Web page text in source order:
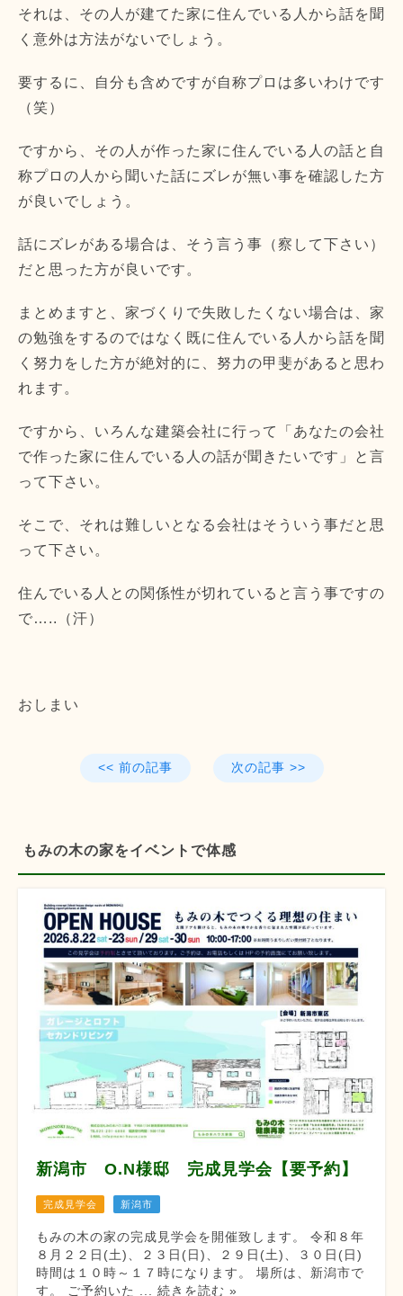
それは、 その人が建てた家に住んでいる人から話を聞
く意外は方法がないで しょう。
要するに、自分も含めですが自称プロは多いわけです
（笑）
ですから、 その人が作った家に住んでいる人の話と自
称プロの人から聞いた話にズレが無い事を確認した方
が良いでしょう。
話にズレがある場合は、そう言う事（察して下さい）
だと思った方が良いです。
まとめますと、家づくりで失敗したくない場合は、 家
の勉強をするのではなく既に住んでいる人から話を聞
く努力をし た方が絶対的に、努力の甲斐があると思わ
れます。
ですから、いろんな建築会社に行って「 あなたの会社
で作った家に住んでいる人の話が聞きたいです」
と言
って下さい。
そこで、それは難しいとなる会社はそういう事だと思
って下さい。
住んでいる人との関係性が切れていると言う事ですの
で…..（汗）
おしまい
<< 前の記事 次の記事 >>
もみの木の家をイベントで体感
新潟市 O.N様邸 完成見学会【要予約】
完成見学会 新潟市
もみの木の家の完成見学会を開催致します。 令和８年
８月２２日(土)、２３日(日)、２９日(土)、３０日(日)
時間は１０時～１７時になります。 場所は、新潟市で
す。 ご予約いた ... 続きを読む »